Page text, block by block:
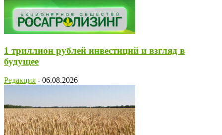
1 триллион рублей инвестиций и взгляд в
будущее
Редакция - 06.08.2026